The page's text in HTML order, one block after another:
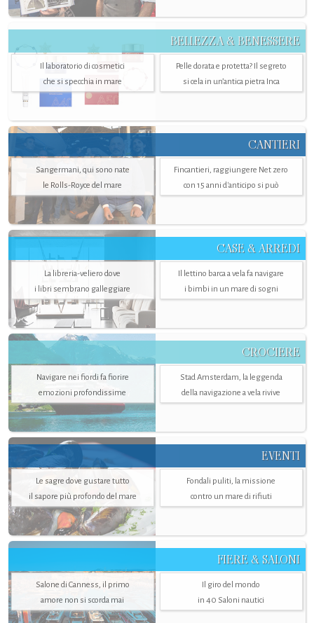
BELLEZZA & BENESSERE
Il laboratorio di cosmetici
che si specchia in mare
Pelle dorata e protetta? Il segreto
si cela in un’antica pietra Inca
CANTIERI
Sangermani, qui sono nate
le Rolls-Royce del mare
Fincantieri, raggiungere Net zero
con 15 anni d'anticipo si può
CASE & ARREDI
La libreria-veliero dove
i libri sembrano galleggiare
Il lettino barca a vela fa navigare
i bimbi in un mare di sogni
CROCIERE
Navigare nei fiordi fa fiorire
emozioni profondissime
Stad Amsterdam, la leggenda
della navigazione a vela rivive
EVENTI
Le sagre dove gustare tutto
il sapore più profondo del mare
Fondali puliti, la missione
contro un mare di rifiuti
FIERE & SALONI
Salone di Canness, il primo
amore non si scorda mai
Il giro del mondo
in 40 Saloni nautici